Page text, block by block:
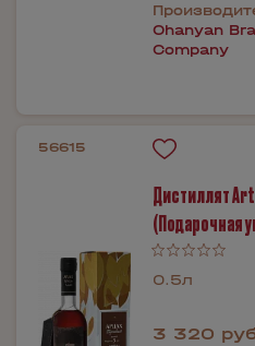
Ohanyan
Company
56615
Дистиллят
(Подарочная
0.5л
3 320